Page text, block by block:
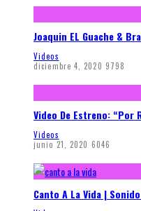
Joaquin EL Guache &
Videos
diciembre 4, 2020 9798
Video De Estreno: “Por
Videos
junio 21, 2020 6046
Canto A La Vida |